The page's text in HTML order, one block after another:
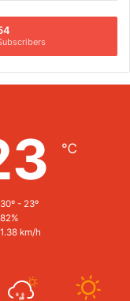
℃
30º - 23º
82%
1.38 km/h